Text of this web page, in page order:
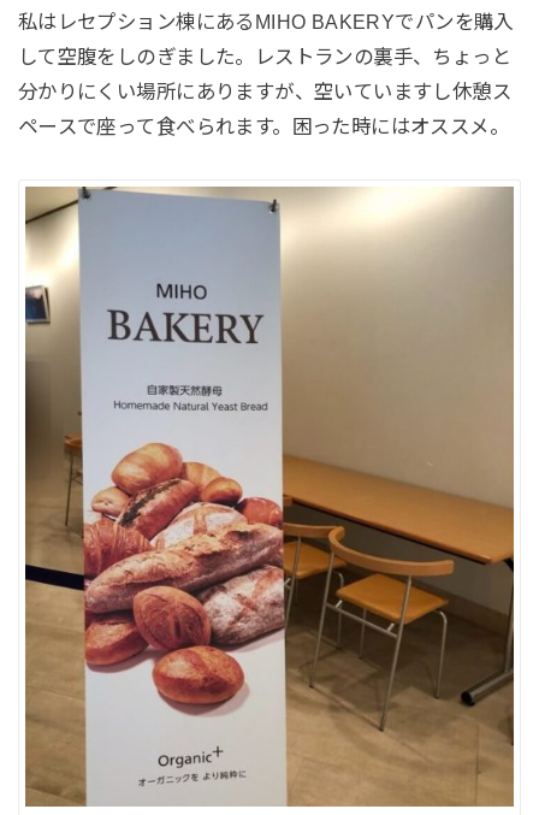
私はレセプション棟にあるMIHO BAKERYでパンを購入
して空腹をしのぎました。レストランの裏手、ちょっと
分かりにくい場所にありますが、空いていますし休憩ス
ペースで座って食べられます。困った時にはオススメ。